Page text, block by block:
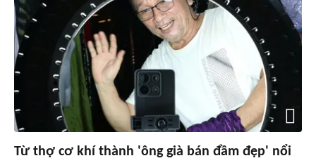
Từ thợ cơ khí thành 'ông già bán đầm đẹp' nổi